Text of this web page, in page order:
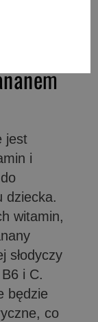
jest
i
dziecka.
witamin,
słodyczy
i C.
będzie
co